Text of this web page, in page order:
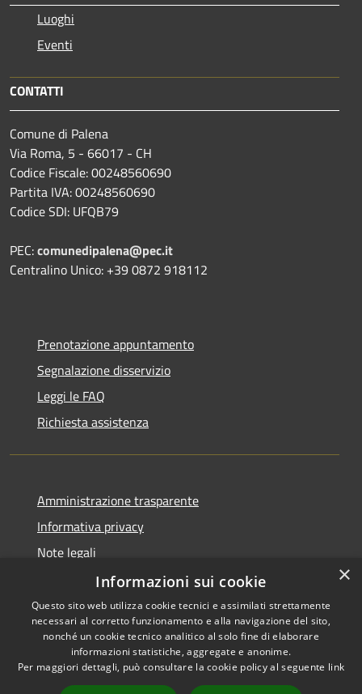
Luoghi
Eventi
CONTATTI
Comune di Palena
Via Roma, 5 - 66017 - CH
Codice Fiscale: 00248560690
Partita IVA: 00248560690
Codice SDI: UFQB79
PEC:comunedipalena@pec.it
Centralino Unico: +39 0872 918112
Prenotazione appuntamento
Segnalazione disservizio
Leggi le FAQ
Richiesta assistenza
Amministrazione trasparente
Informativa privacy
Note legali
Dichiarazione di accessibilità
RSS
Accessibilità
Copyright © 2026 • Comune di
Palena • Powered by
×
Informazioni sui cookie
Questo sito web utilizza cookie tecnici e assimilati strettamente
necessari al corretto funzionamento e alla navigazione del sito,
nonché un cookie tecnico analitico al solo fine di elaborare
informazioni statistiche, aggregate e anonime.
Per maggiori dettagli, può consultare la cookie policy al seguente link